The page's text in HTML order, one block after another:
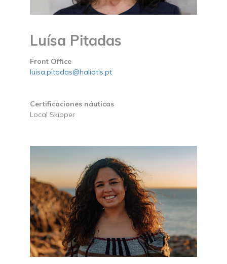
Luísa Pitadas
Front Office
luisa.pitadas@haliotis.pt
Certificaciones náuticas
Local Skipper